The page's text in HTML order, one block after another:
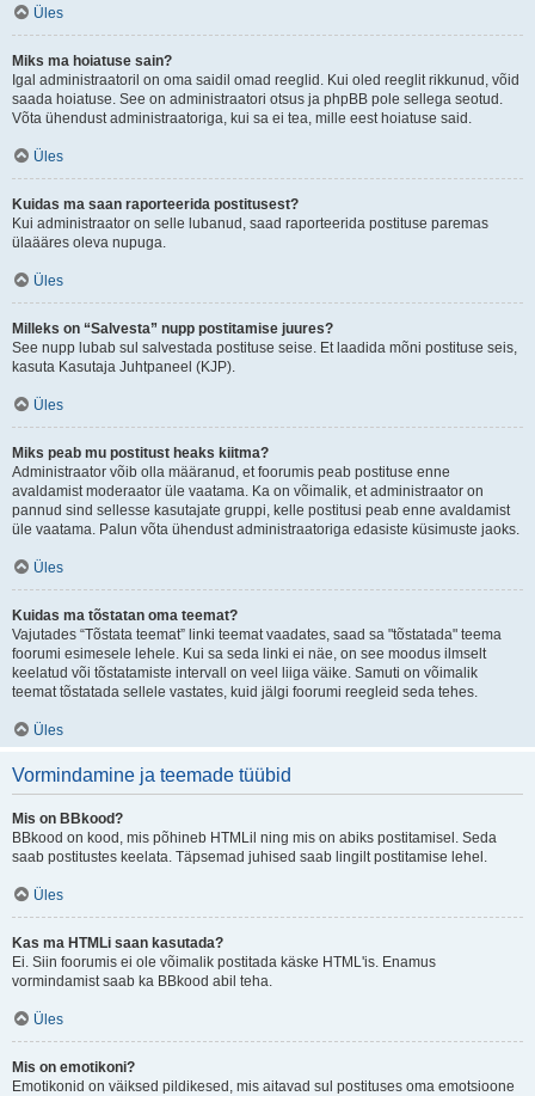
Üles
Miks ma hoiatuse sain?
Igal administraatoril on oma saidil omad reeglid. Kui oled reeglit rikkunud, võid
saada hoiatuse. See on administraatori otsus ja phpBB pole sellega seotud.
Võta ühendust administraatoriga, kui sa ei tea, mille eest hoiatuse said.
Üles
Kuidas ma saan raporteerida postitusest?
Kui administraator on selle lubanud, saad raporteerida postituse paremas
ülaääres oleva nupuga.
Üles
Milleks on “Salvesta” nupp postitamise juures?
See nupp lubab sul salvestada postituse seise. Et laadida mõni postituse seis,
kasuta Kasutaja Juhtpaneel (KJP).
Üles
Miks peab mu postitust heaks kiitma?
Administraator võib olla määranud, et foorumis peab postituse enne
avaldamist moderaator üle vaatama. Ka on võimalik, et administraator on
pannud sind sellesse kasutajate gruppi, kelle postitusi peab enne avaldamist
üle vaatama. Palun võta ühendust administraatoriga edasiste küsimuste jaoks.
Üles
Kuidas ma tõstatan oma teemat?
Vajutades “Tõstata teemat” linki teemat vaadates, saad sa "tõstatada" teema
foorumi esimesele lehele. Kui sa seda linki ei näe, on see moodus ilmselt
keelatud või tõstatamiste intervall on veel liiga väike. Samuti on võimalik
teemat tõstatada sellele vastates, kuid jälgi foorumi reegleid seda tehes.
Üles
Vormindamine ja teemade tüübid
Mis on BBkood?
BBkood on kood, mis põhineb HTMLil ning mis on abiks postitamisel. Seda
saab postitustes keelata. Täpsemad juhised saab lingilt postitamise lehel.
Üles
Kas ma HTMLi saan kasutada?
Ei. Siin foorumis ei ole võimalik postitada käske HTML'is. Enamus
vormindamist saab ka BBkood abil teha.
Üles
Mis on emotikoni?
Emotikonid on väiksed pildikesed, mis aitavad sul postituses oma emotsioone